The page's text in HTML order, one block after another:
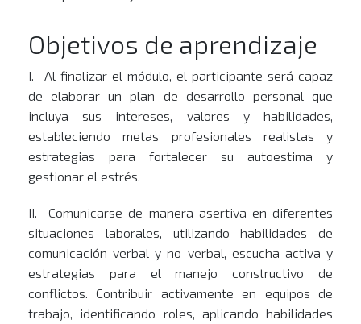
Objetivos de aprendizaje
I.- Al finalizar el módulo, el participante será capaz
de elaborar un plan de desarrollo personal que
incluya sus intereses, valores y habilidades,
estableciendo metas profesionales realistas y
estrategias para fortalecer su autoestima y
gestionar el estrés.
II.- Comunicarse de manera asertiva en diferentes
situaciones laborales, utilizando habilidades de
comunicación verbal y no verbal, escucha activa y
estrategias para el manejo constructivo de
conflictos. Contribuir activamente en equipos de
trabajo, identificando roles, aplicando habilidades